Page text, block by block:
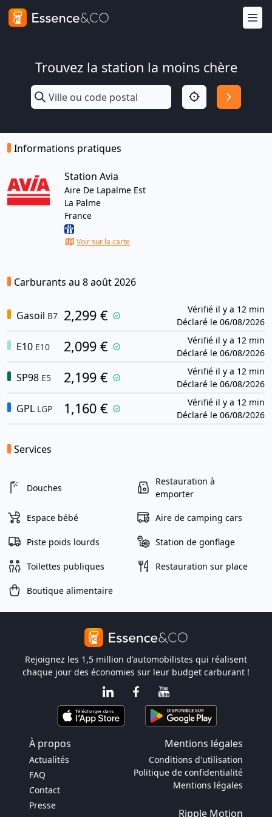
Trouvez la station la moins chère
Informations pratiques
Station Avia
Aire De Lapalme Est
La Palme
France
Voir sur la carte
Carburants au 8 août 2026
Gasoil B7 2,299 €
Vérifié il y a 12 min
Déclaré le 06/08/2026
E10 E10 2,099 €
Vérifié il y a 12 min
Déclaré le 06/08/2026
SP98 E5 2,199 €
Vérifié il y a 12 min
Déclaré le 06/08/2026
GPL LGP 1,160 €
Vérifié il y a 12 min
Déclaré le 06/08/2026
Services
Douches
Restauration à
emporter
Espace bébé Aire de camping cars
Piste poids lourds Station de gonflage
Toilettes publiques Restauration sur place
Boutique alimentaire
Rejoignez les 1,5 million d'automobilistes qui réalisent
chaque jour des économies sur leur budget carburant !
À propos Mentions légales
Actualités
FAQ
Contact
Presse
Conditions d'utilisation
Politique de confidentialité
Mentions légales
Ripple Motion